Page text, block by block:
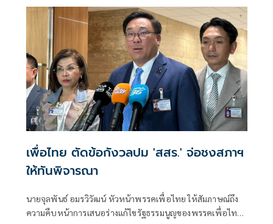
สามารถดำเนินการได้ แต่คณะกรรมาธิการยกร่างรัฐธรรมนูญไม่
อาจมาจากการเลือกตั้งโดยตรงของประชาชน
เพื่อไทย ตัดข้อกังวลปม 'สสร.' จ่อชงสภาฯ
ให้ทันพิจารณา
นายจุลพันธ์ อมรวิวัฒน์ หัวหน้าพรรคเพื่อไทย ให้สัมภาษณ์ถึง
ความคืบหน้าการเสนอร่างแก้ไขรัฐธรรมนูญของพรรคเพื่อไทย